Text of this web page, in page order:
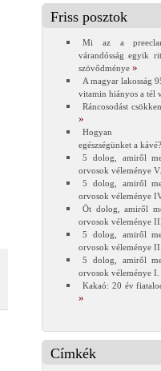
Friss posztok
Mi az a
várandósság egyik
szövődménye
A magyar lakosság
vitamin hiányos a tél
Ráncosodást
Hogyan
egészségünket a kávé?
5 dolog, amiről
orvosok véleménye V.
5 dolog, amiről
orvosok véleménye
Öt dolog, amiről
orvosok véleménye
5 dolog, amiről
orvosok véleménye II.
5 dolog, amiről
orvosok véleménye I.
Kakaó: 20 év
Címkék